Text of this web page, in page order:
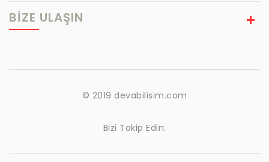
BIZE ULAŞIN
© 2019 devabilisim.com
Bizi Takip Edin: